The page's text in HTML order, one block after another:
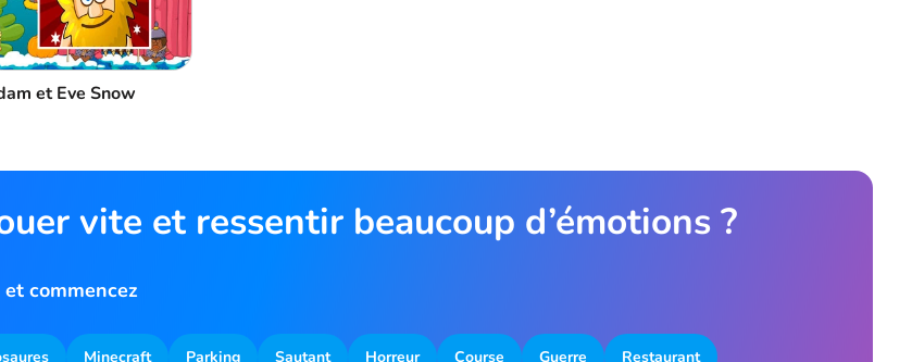
et Eve Snow
vite et ressentir beaucoup d’émotions ?
commencez
Minecraft Parking Sautant Horreur Course Guerre Restaurant